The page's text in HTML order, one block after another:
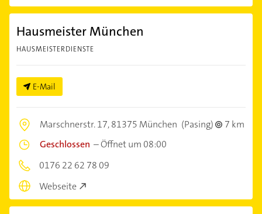
Hausmeister München
HAUSMEISTERDIENSTE
E-Mail
Marschnerstr. 17,81375 München (Pasing)
7 km
Geschlossen –Öffnet um 08:00
0176 22 62 78 09
Webseite